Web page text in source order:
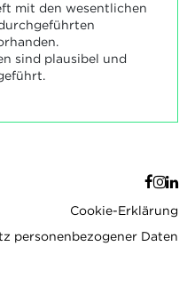
mit den wesentlichen
sind plausibel und
Cookie-Erklärung
personenbezogener Daten